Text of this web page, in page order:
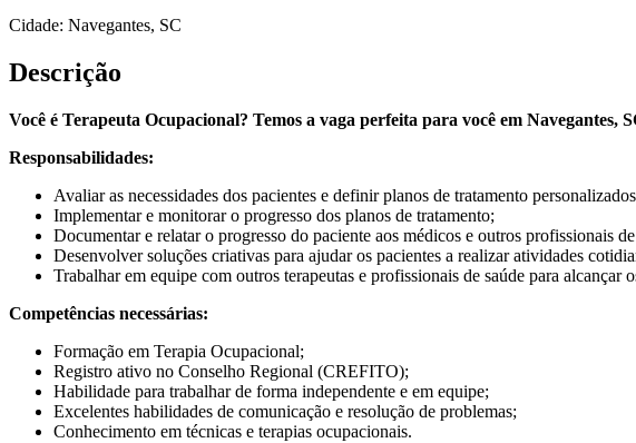
Cidade: Navegantes, SC
Descrição
Você é Terapeuta Ocupacional? Temos a vaga perfeita para você em Navegantes,
Responsabilidades:
Avaliar as necessidades dos pacientes e definir planos de tratamento
Implementar e monitorar o progresso dos planos de tratamento;
Documentar e relatar o progresso do paciente aos médicos e outros profissionais de
Desenvolver soluções criativas para ajudar os pacientes a realizar atividades
Trabalhar em equipe com outros terapeutas e profissionais de saúde para alcançar
Competências necessárias:
Formação em Terapia Ocupacional;
Registro ativo no Conselho Regional (CREFITO);
Habilidade para trabalhar de forma independente e em equipe;
Excelentes habilidades de comunicação e resolução de problemas;
Conhecimento em técnicas e terapias ocupacionais.